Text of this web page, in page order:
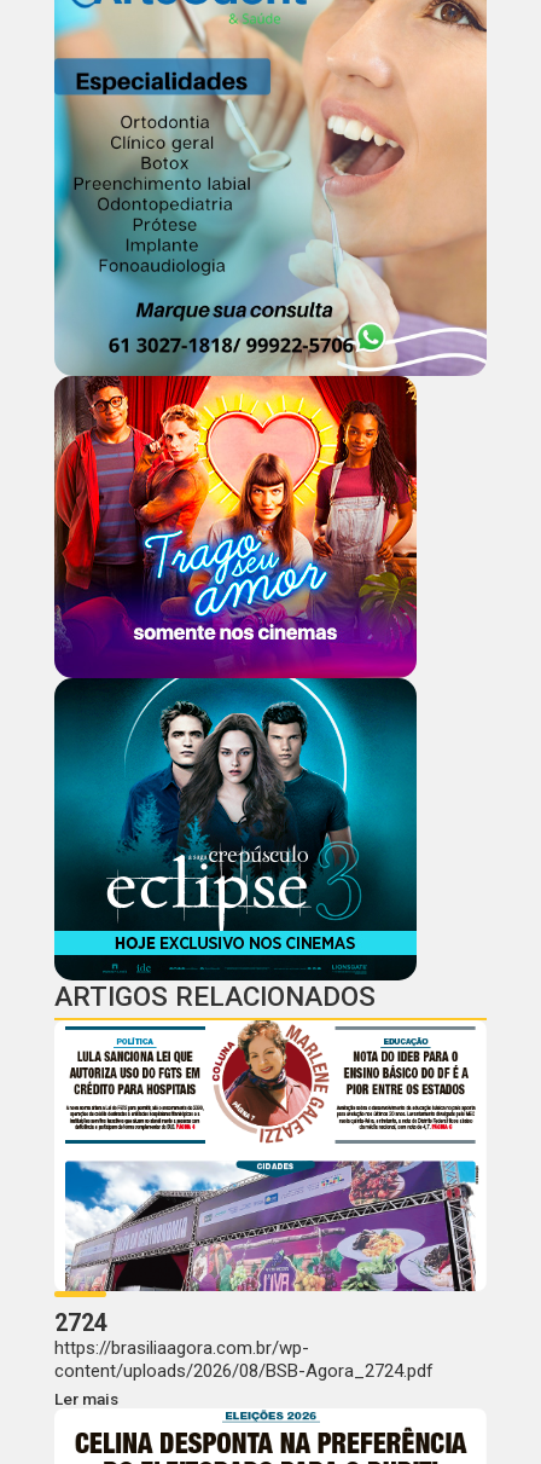
ARTIGOS RELACIONADOS
2724
https://brasiliaagora.com.br/wp-
content/uploads/2026/08/BSB-Agora_2724.pdf
Ler mais